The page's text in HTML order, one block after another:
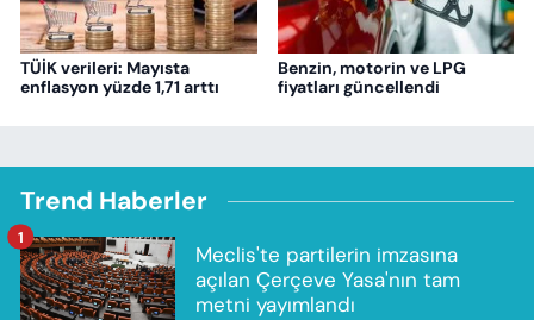
TÜİK verileri: Mayısta
enflasyon yüzde 1,71 arttı
Benzin, motorin ve LPG
fiyatları güncellendi
Trend Haberler
Meclis'te partilerin imzasına
açılan Çerçeve Yasa'nın tam
metni yayımlandı
1